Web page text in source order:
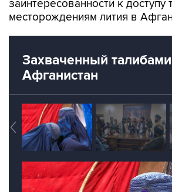
Захваченный талибами
Афганистан